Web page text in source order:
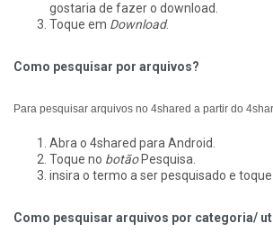
gostaria de fazer o download.
Toque em Download.
Como pesquisar por arquivos?
Para pesquisar arquivos no 4shared a partir do
Abra o 4shared para Android.
Toque no botãoPesquisa.
insira o termo a ser pesquisado e
Como pesquisar arquivos por categoria/